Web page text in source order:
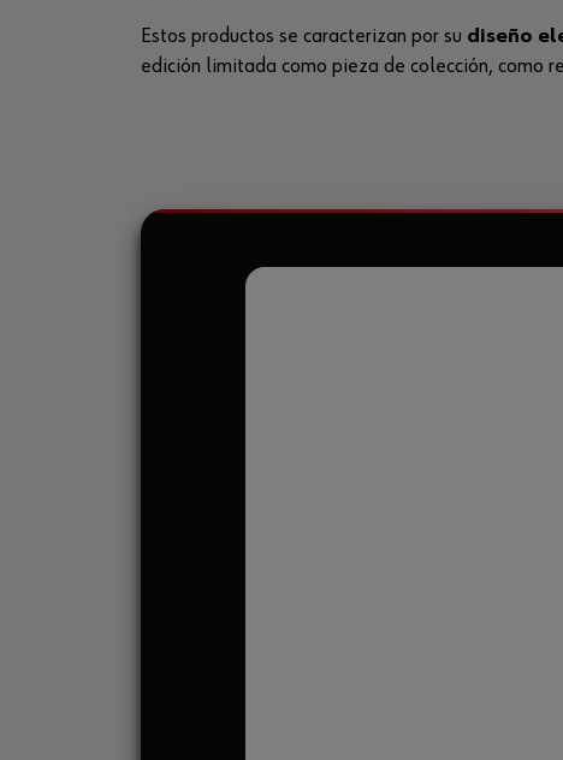
Estos productos se caracterizan por su diseño
edición limitada como pieza de colección, como